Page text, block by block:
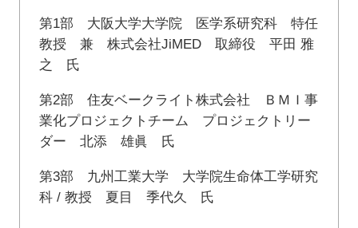
第1部 大阪大学大学院 医学系研究科 特任
教授 兼 株式会社JiMED 取締役 平田 雅
之 氏
第2部 住友ベークライト株式会社 ＢＭＩ事
業化プロジェクトチーム プロジェクトリー
ダー 北添 雄眞 氏
第3部 九州工業大学 大学院生命体工学研究
科 / 教授 夏目 季代久 氏